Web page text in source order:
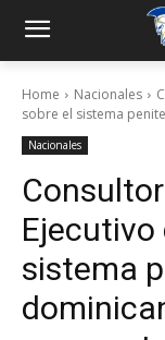
Home Nacionales
sobre el sistema
Nacionales
Ejecutivo
sistema